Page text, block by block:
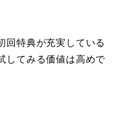
回特典が充実している
してみる価値は高めで